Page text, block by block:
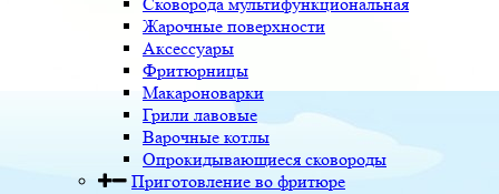
Жарочные поверхности
Аксессуары
Фритюрницы
Макароноварки
Грили лавовые
Варочные котлы
Опрокидывающиеся сковороды
Приготовление во фритюре